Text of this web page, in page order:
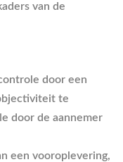
van de
door een
te
door de aannemer
een vooroplevering,